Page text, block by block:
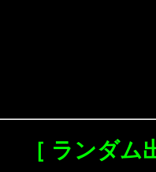
［ ランダム